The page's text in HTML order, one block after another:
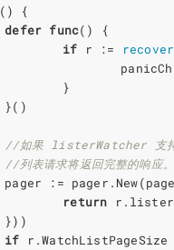
()
{
defer func()
{
if
r := recover
panicCh
}
}()
//如果 listerWatcher 支持，
//列表请求将返回完整的响应。
pager
:= pager . New(
return
r .
}))
if
r .WatchListPageSize